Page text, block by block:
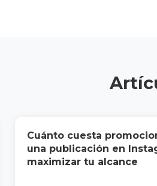
Cuánto cuesta
una publicación en
maximizar tu alcance